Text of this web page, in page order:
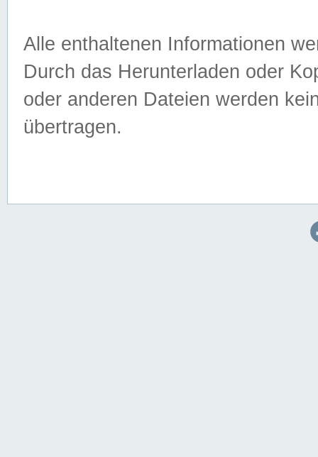
Alle enthaltenen Informationen
Durch das Herunterladen oder
oder anderen Dateien werden
übertragen.